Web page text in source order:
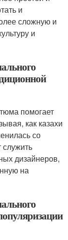
и
сложную и
и
помогает
как казахи
со
дизайнеров,
на